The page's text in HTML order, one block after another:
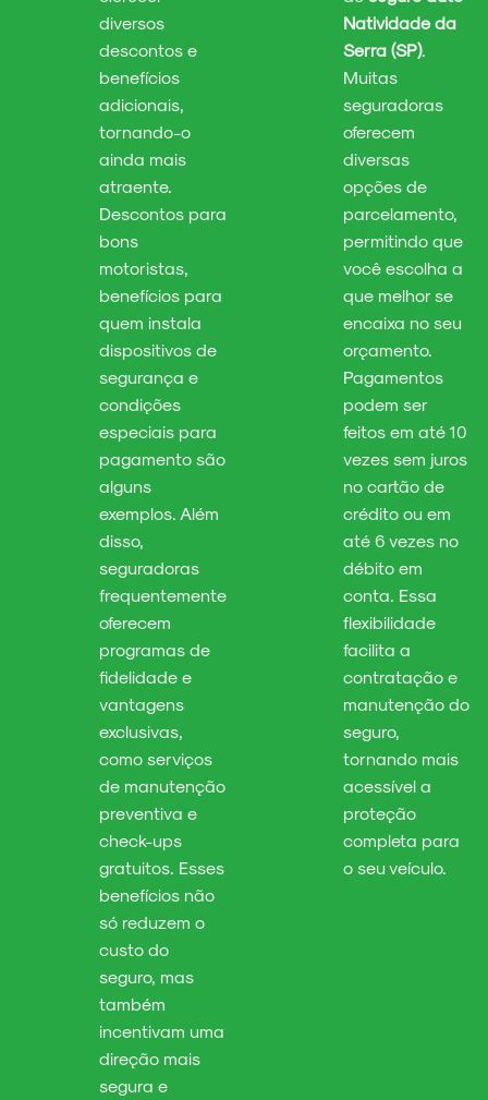
diversos
descontos e
benefícios
adicionais,
tornando-o
ainda mais
atraente.
Descontos para
bons
motoristas,
benefícios para
quem instala
dispositivos de
segurança e
condições
especiais para
pagamento são
alguns
exemplos. Além
disso,
seguradoras
frequentemente
oferecem
programas de
fidelidade e
vantagens
exclusivas,
como serviços
de manutenção
preventiva e
check-ups
gratuitos. Esses
benefícios não
só reduzem o
custo do
seguro, mas
também
incentivam uma
direção mais
segura e
Natividade da
Serra (SP).
Muitas
seguradoras
oferecem
diversas
opções de
parcelamento,
permitindo que
você escolha a
que melhor se
encaixa no seu
orçamento.
Pagamentos
podem ser
feitos em até 10
vezes sem juros
no cartão de
crédito ou em
até 6 vezes no
débito em
conta. Essa
flexibilidade
facilita a
contratação e
manutenção do
seguro,
tornando mais
acessível a
proteção
completa para
o seu veículo.